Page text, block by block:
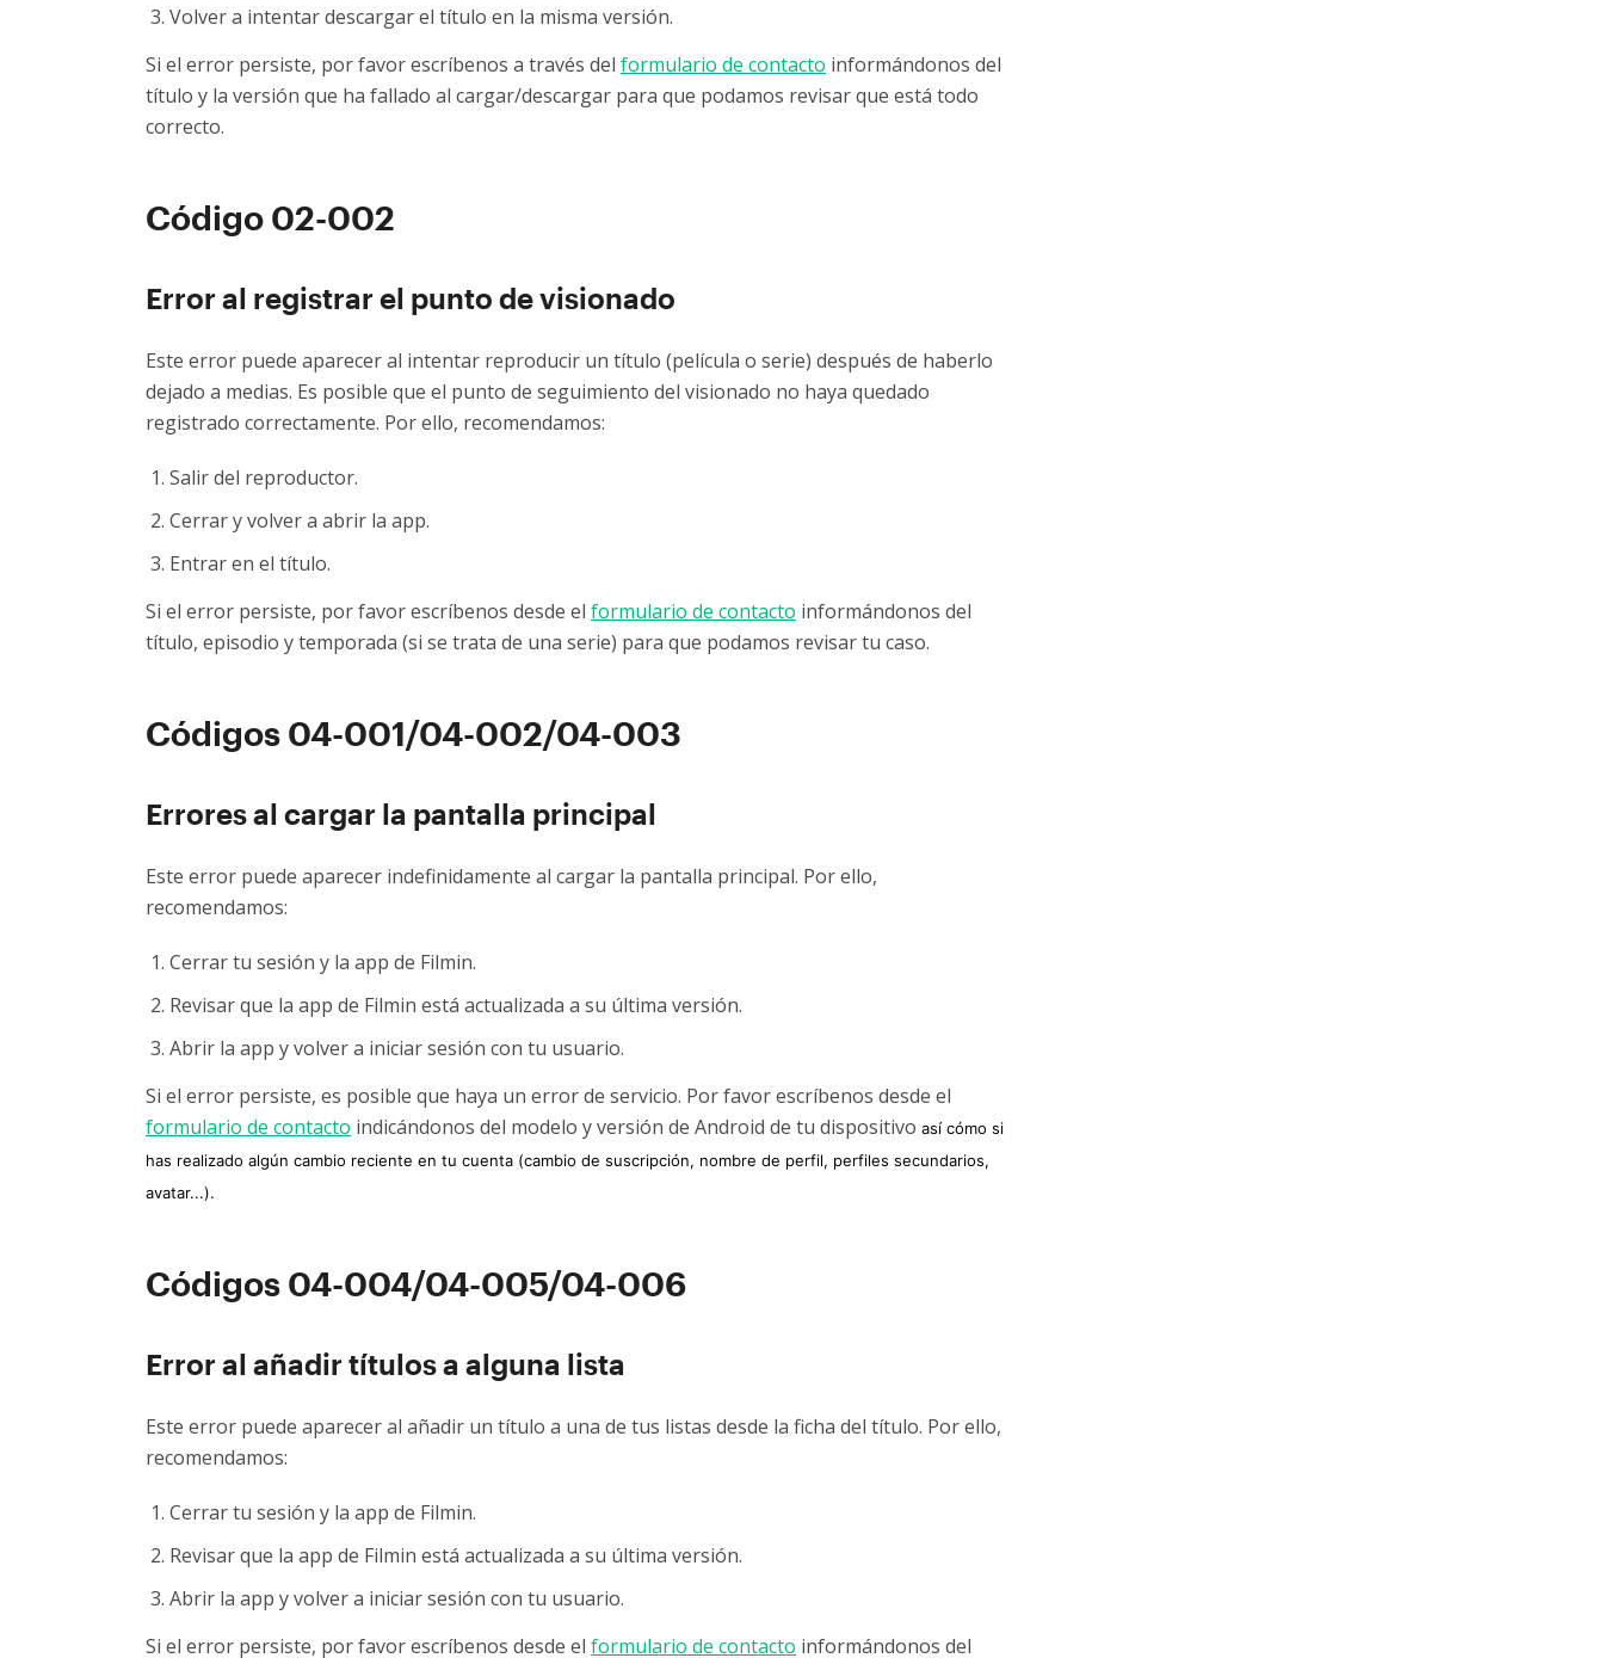
Volver a intentar descargar el título en la misma versión.
Si el error persiste, por favor escríbenos a través del formulario de contacto informándonos del
título y la versión que ha fallado al cargar/descargar para que podamos revisar que está todo
correcto.
Código 02-002
Error al registrar el punto de visionado
Este error puede aparecer al intentar reproducir un título (película o serie) después de haberlo
dejado a medias. Es posible que el punto de seguimiento del visionado no haya quedado
registrado correctamente. Por ello, recomendamos:
Salir del reproductor.
Cerrar y volver a abrir la app.
Entrar en el título.
Si el error persiste, por favor escríbenos desde el formulario de contacto informándonos del
título, episodio y temporada (si se trata de una serie) para que podamos revisar tu caso.
Códigos 04-001/04-002/04-003
Errores al cargar la pantalla principal
Este error puede aparecer indefinidamente al cargar la pantalla principal. Por ello,
recomendamos:
Cerrar tu sesión y la app de Filmin.
Revisar que la app de Filmin está actualizada a su última versión.
Abrir la app y volver a iniciar sesión con tu usuario.
Si el error persiste, es posible que haya un error de servicio. Por favor escríbenos desde el
formulario de contacto indicándonos del modelo y versión de Android de tu dispositivo así cómo si
has realizado algún cambio reciente en tu cuenta (cambio de suscripción, nombre de perfil, perfiles secundarios,
avatar...).
Códigos 04-004/04-005/04-006
Error al añadir títulos a alguna lista
Este error puede aparecer al añadir un título a una de tus listas desde la ficha del título. Por ello,
recomendamos:
Cerrar tu sesión y la app de Filmin.
Revisar que la app de Filmin está actualizada a su última versión.
Abrir la app y volver a iniciar sesión con tu usuario.
Si el error persiste, por favor escríbenos desde el formulario de contacto informándonos del